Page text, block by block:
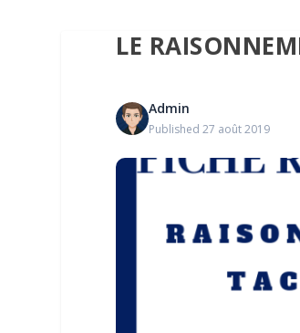
LE
Admin
Published 27 août 2019